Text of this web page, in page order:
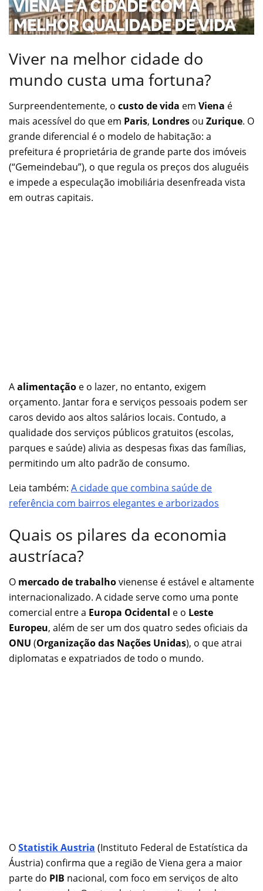
Viver na melhor cidade do
mundo custa uma fortuna?
Surpreendentemente, o custo de vida em Viena é
mais acessível do que em Paris, Londres ou Zurique. O
grande diferencial é o modelo de habitação: a
prefeitura é proprietária de grande parte dos imóveis
(“Gemeindebau”), o que regula os preços dos aluguéis
e impede a especulação imobiliária desenfreada vista
em outras capitais.
Aalimentação e o lazer, no entanto, exigem
orçamento. Jantar fora e serviços pessoais podem ser
caros devido aos altos salários locais. Contudo, a
qualidade dos serviços públicos gratuitos (escolas,
parques e saúde) alivia as despesas fixas das famílias,
permitindo um alto padrão de consumo.
Leia também: A cidade que combina saúde de
referência com bairros elegantes e arborizados
Quais os pilares da economia
austríaca?
O mercado de trabalhovienense é estável e altamente
internacionalizado. A cidade serve como uma ponte
comercial entre a Europa Ocidental e o Leste
Europeu, além de ser um dos quatro sedes oficiais da
ONU (Organização das Nações Unidas), o que atrai
diplomatas e expatriados de todo o mundo.
OStatistik Austria (Instituto Federal de Estatística da
Áustria) confirma que a região de Viena gera a maior
parte do PIB nacional, com foco em serviços de alto